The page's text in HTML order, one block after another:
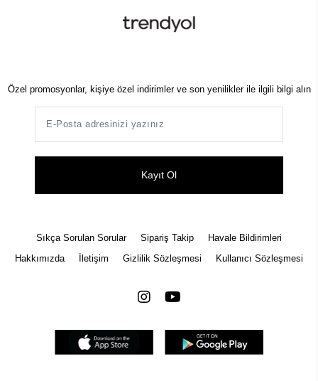
Özel promosyonlar, kişiye özel indirimler ve son yenilikler ile ilgili bilgi alın
Kayıt Ol
Sıkça Sorulan Sorular Sipariş Takip
Havale Bildirimleri
Hakkımızda
İletişim Gizlilik Sözleşmesi Kullanıcı Sözleşmesi